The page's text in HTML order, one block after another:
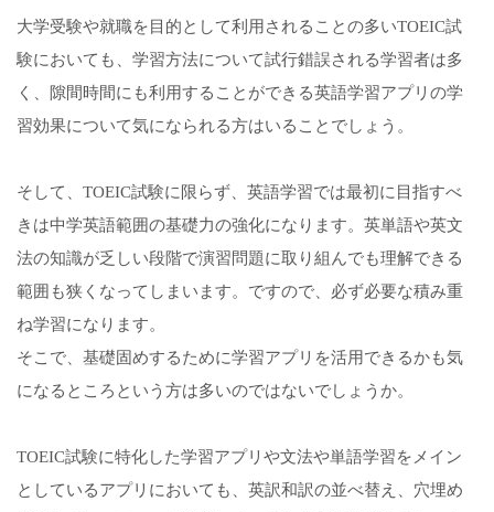
大学受験や就職を目的として利用されることの多いTOEIC試
験においても、学習方法について試行錯誤される学習者は多
く、隙間時間にも利用することができる英語学習アプリの学
習効果について気になられる方はいることでしょう。
そして、TOEIC試験に限らず、英語学習では最初に目指すべ
きは中学英語範囲の基礎力の強化になります。英単語や英文
法の知識が乏しい段階で演習問題に取り組んでも理解できる
範囲も狭くなってしまいます。ですので、必ず必要な積み重
ね学習になります。
そこで、基礎固めするために学習アプリを活用できるかも気
になるところという方は多いのではないでしょうか。
TOEIC試験に特化した学習アプリや文法や単語学習をメイン
としているアプリにおいても、英訳和訳の並べ替え、穴埋め